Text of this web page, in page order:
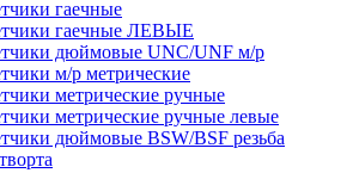
гаечные
гаечные ЛЕВЫЕ
дюймовые UNC/UNF м/р
м/р метрические
метрические ручные
метрические ручные левые
дюймовые BSW/BSF резьба